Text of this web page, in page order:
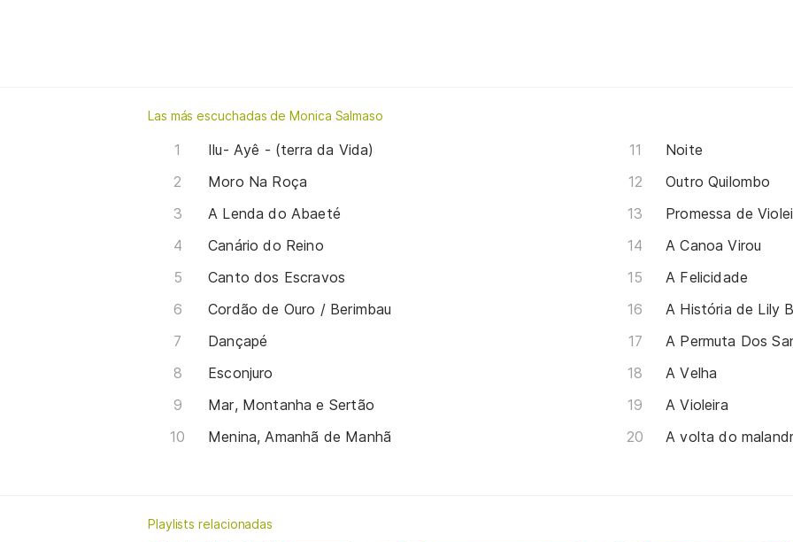
Las más escuchadas de Monica Salmaso
Ilu- Ayê - (terra da Vida)
Moro Na Roça
A Lenda do Abaeté
Canário do Reino
Canto dos Escravos
Cordão de Ouro / Berimbau
Dançapé
Esconjuro
Mar, Montanha e Sertão
Menina, Amanhã de Manhã
Noite
Outro Quilombo
Promessa de
A Canoa Virou
A Felicidade
A História de Lily
A Permuta Dos
A Velha
A Violeira
A volta do
Playlists relacionadas